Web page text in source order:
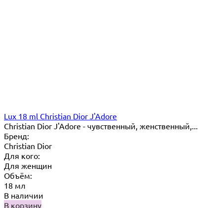
Lux 18 ml Christian Dior J'Adore
Christian Dior J'Adore - чувственный, женственный,...
Бренд:
Christian Dior
Для кого:
Для женщин
Объём:
18 мл
В наличии
В корзину